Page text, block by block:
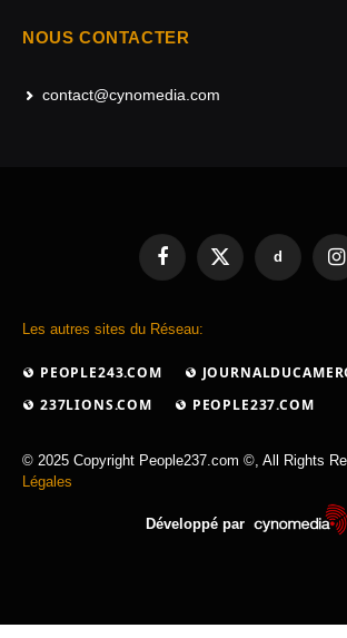
NOUS CONTACTER
contact@cynomedia.com
FacebookX
d
Les autres sites du Réseau:
PEOPLE243.COM
237LIONS.COM
PEOPLE237.COM
© 2025 Copyright People237.com ©, All Rights
Légales
Développé par